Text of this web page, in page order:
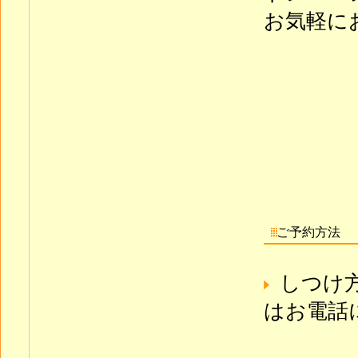
お気軽に
ご予約方法
しつけ
はお電話